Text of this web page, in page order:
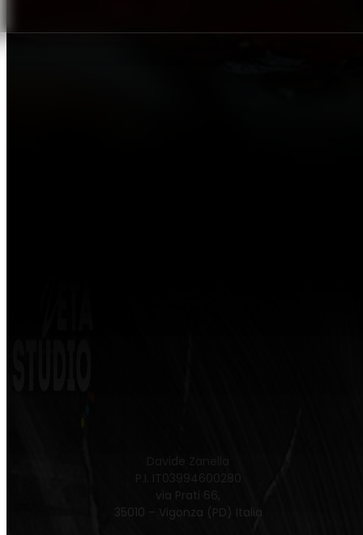
P.I. IT03994600280
via Prati 66,
35010 – Vigonza (PD) Italia